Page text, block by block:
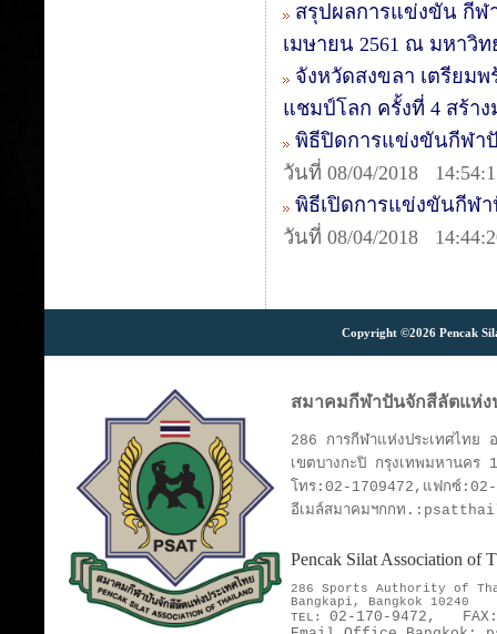
สรุปผลการแข่งขัน กีฬ
เมษายน 2561 ณ มหาวิ
จังหวัดสงขลา เตรียม
แชมป์โลก ครั้งที่ 4 สร้า
พิธีปิดการแข่งขันกีฬา
วันที่ 08/04/2018
พิธีเปิดการแข่งขันกีฬา
วันที่ 08/04/2018
Copyright ©2026 Pencak
สมาคมกีฬาปันจักสีลัตแห่ง
286 การกีฬาแห่งประเทศไท
เขตบางกะปิ กรุงเทพมหานคร
โทร:02-1709472,แฟกซ์:02-
อีเมล์สมาคมฯกกท
Pencak Silat Association of
286 Sports Authority of
Bangkapi, Bangkok 10240
TEL: 02-170-9472,
FAX: